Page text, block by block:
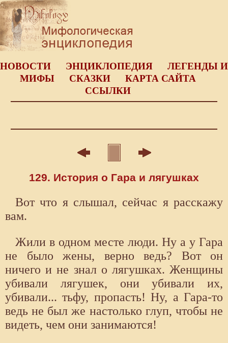
НОВОСТИ ЭНЦИКЛОПЕДИЯ
ЛЕГЕНДЫ И
МИФЫ
СКАЗКИ
КАРТА САЙТА
ССЫЛКИ
129. История о Гара и лягушках
Вот что я слышал, сейчас я расскажу
вам.
Жили в одном месте люди. Ну а у Гара
не было жены, верно ведь? Вот он
ничего и не знал о лягушках. Женщины
убивали лягушек, они убивали их,
убивали... тьфу, пропасть! Ну, а Гара-то
ведь не был же настолько глуп, чтобы не
видеть, чем они занимаются!